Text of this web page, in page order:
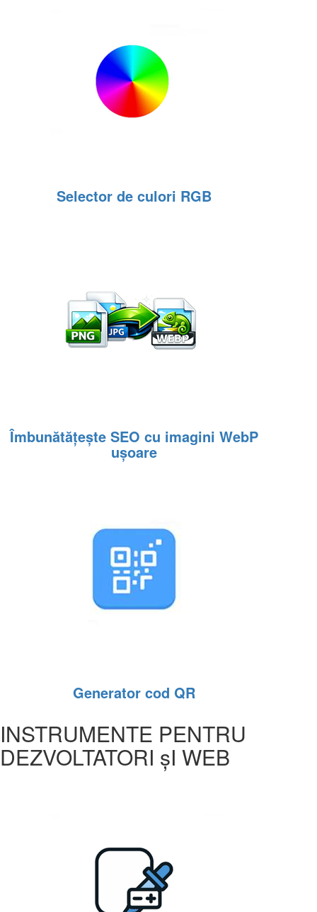
Selector de culori RGB
Îmbunătățește SEO cu imagini WebP
ușoare
Generator cod QR
INSTRUMENTE PENTRU
DEZVOLTATORI șI WEB